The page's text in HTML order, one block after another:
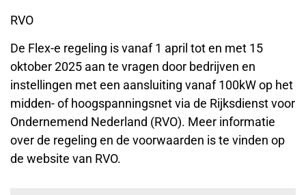
RVO
De Flex-e regeling is vanaf 1 april tot en met 15
oktober 2025 aan te vragen door bedrijven en
instellingen met een aansluiting vanaf 100kW op het
midden- of hoogspanningsnet via de Rijksdienst voor
Ondernemend Nederland (RVO). Meer informatie
over de regeling en de voorwaarden is te vinden op
de website van RVO.